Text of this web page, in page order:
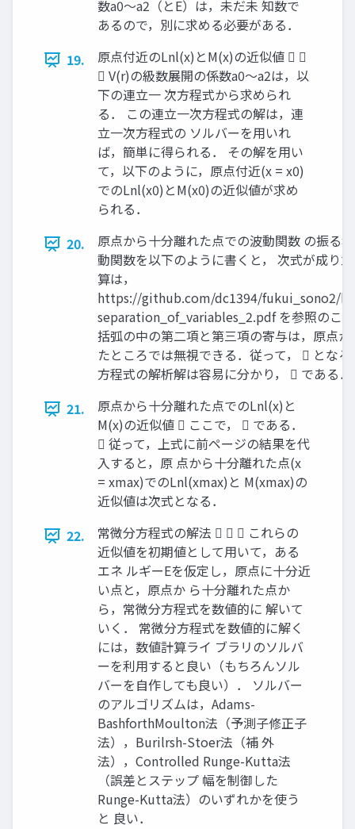
数a0～a2（とE）は，未だ未 知数で
あるので，別に求める必要がある．
19.
原点付近のLnl(x)とM(x)の近似値  
 V(r)の級数展開の係数a0～a2は，以
下の連立一 次方程式から求められ
る． この連立一次方程式の解は，連
立一次方程式の ソルバーを用いれ
ば，簡単に得られる． その解を用い
て，以下のように，原点付近(x = x0)
でのLnl(x0)とM(x0)の近似値が求め
られる．
20.
原点から十分離れた点での波動関数 の振る
動関数を以下のように書くと， 次式が成り
算は，
https://github.com/dc1394/fukui_sono2/
separation_of_variables_2.pdf を参照のこ
括弧の中の第二項と第三項の寄与は，原点
たところでは無視できる．従って，  とな
方程式の解析解は容易に分かり，  である．
21.
原点から十分離れた点でのLnl(x)と
M(x)の近似値  ここで，  である．
 従って，上式に前ページの結果を代
入すると，原 点から十分離れた点(x
= xmax)でのLnl(xmax)と M(xmax)の
近似値は次式となる．
22.
常微分方程式の解法    これらの
近似値を初期値として用いて，ある
エネ ルギーEを仮定し，原点に十分近
い点と，原点か ら十分離れた点か
ら，常微分方程式を数値的に 解いて
いく． 常微分方程式を数値的に解く
には，数値計算ライ ブラリのソルバ
ーを利用すると良い（もちろんソル
バーを自作しても良い）． ソルバー
のアルゴリズムは，Adams-
BashforthMoulton法（予測子修正子
法），Burilrsh-Stoer法（補 外
法），Controlled Runge-Kutta法
（誤差とステップ 幅を制御した
Runge-Kutta法）のいずれかを使う
と 良い．